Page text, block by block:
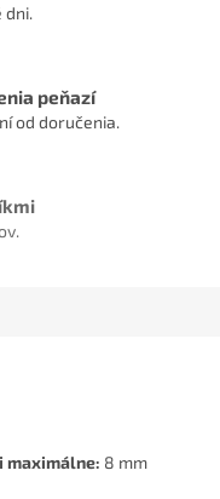
dni.
peňazí
od doručenia.
maximálne: 8 mm